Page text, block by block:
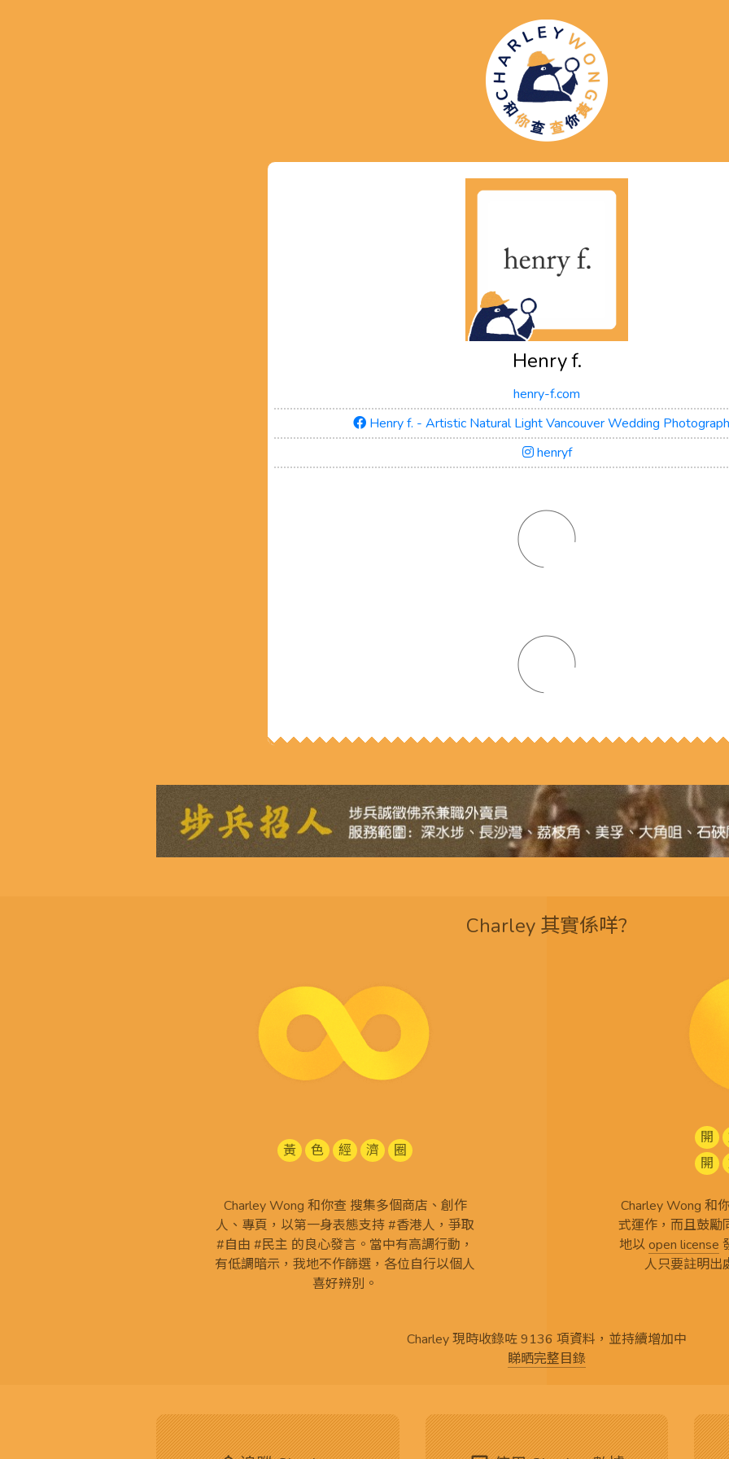
Henry f.
henry-f.com
Henry f. - Artistic Natural Light Vancouver Wedding
henryf
Charley 其實係咩?
黃 色 經 濟 圈
Charley Wong 和你查 搜集多個商店、創作
人、專頁，以第一身表態支持 #香港人，爭取
#自由 #民主 的良心發言。當中有高調行動，
有低調暗示，我地不作篩選，各位自行以個人
喜好辨別。
開
開
Charley Wong 和
式運作，而且鼓勵
地以open license
人只要註明出
Charley 現時收錄咗 9136 項資料，並持續增加中
睇晒完整目錄